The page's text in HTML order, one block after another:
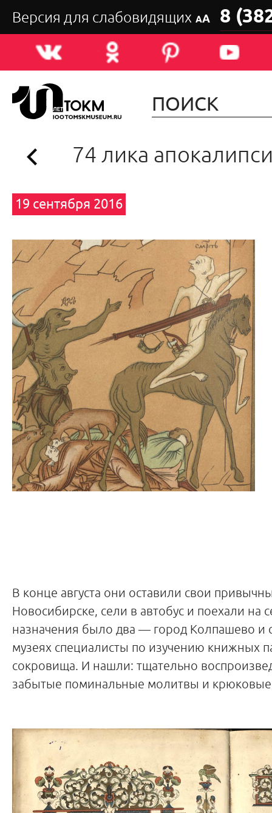
Версия для слабовидящих АА 8
74 лика
19 сентября 2016
В конце августа они оставили свои
Новосибирске, сели в автобус и поехали на
назначения было два — город Колпашево и
музеях специалисты по изучению книжных
сокровища. И нашли: тщательно
забытые поминальные молитвы и